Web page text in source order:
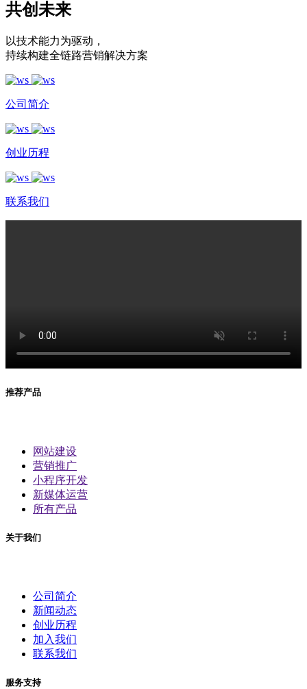
共创未来
以技术能力为驱动 ，
持续构建全链路营销解决方案
公司简介
创业历程
联系我们
推荐产品
网站建设
营销推广
小程序开发
新媒体运营
所有产品
关于我们
公司简介
新闻动态
创业历程
加入我们
联系我们
服务支持